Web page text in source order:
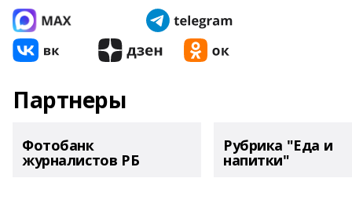
Партнеры
Фотобанк
журналистов РБ
Рубрика "Еда и
напитки"